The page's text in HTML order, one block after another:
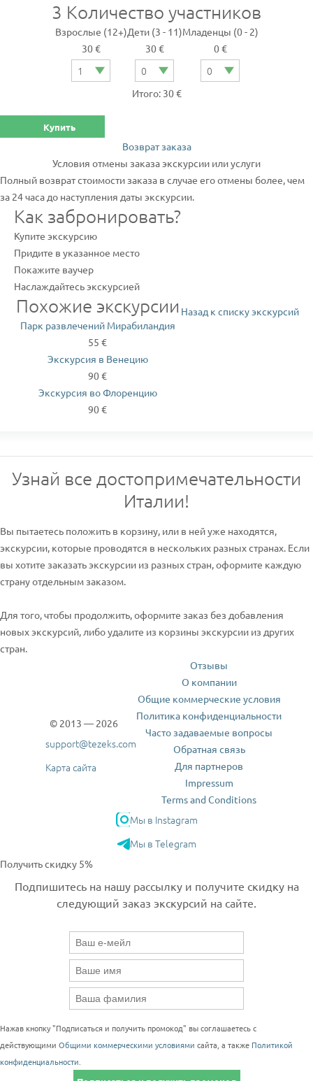
3 Количество участников
Взрослые (12+)
30 €
Дети (3 - 11)
30 €
Младенцы (0 - 2)
0 €
Итого: 30 €
Купить
Возврат заказа
Условия отмены заказа экскурсии или услуги
Полный возврат стоимости заказа в случае его отмены более, чем
за 24 часа до наступления даты экскурсии.
Как забронировать?
Купите экскурсию
Придите в указанное место
Покажите ваучер
Наслаждайтесь экскурсией
Похожие экскурсии
Парк развлечений Мирабиландия
55 €
Экскурсия в Венецию
90 €
Экскурсия во Флоренцию
90 €
Назад к списку экскурсий
Узнай все достопримечательности
Италии!
Вы пытаетесь положить в корзину, или в ней уже находятся,
экскурсии, которые проводятся в нескольких разных странах. Если
вы хотите заказать экскурсии из разных стран, оформите каждую
страну отдельным заказом.
Для того, чтобы продолжить, оформите заказ без добавления
новых экскурсий, либо удалите из корзины экскурсии из других
стран.
© 2013 — 2026
support@tezeks.com
Карта сайта
Отзывы
О компании
Общие коммерческие условия
Политика конфиденциальности
Часто задаваемые вопросы
Обратная связь
Для партнеров
Impressum
Terms and Conditions
Мы в Instagram
Мы в Telegram
Получить скидку 5%
Подпишитесь на нашу рассылку и получите скидку на
следующий заказ экскурсий на сайте.
Нажав кнопку "Подписаться и получить промокод" вы соглашаетесь с
действующими Общими коммерческими условиями сайта, а также Политикой
конфиденциальности